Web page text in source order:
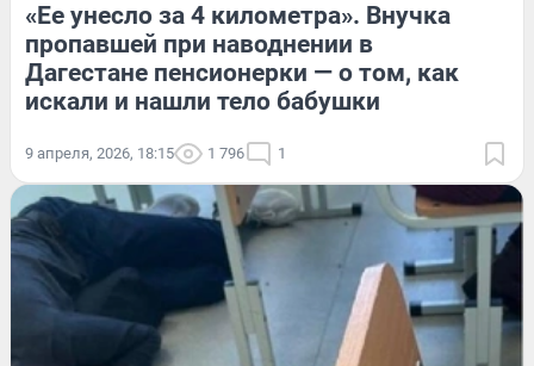
«Ее унесло за 4 километра». Внучка
пропавшей при наводнении в
Дагестане пенсионерки — о том, как
искали и нашли тело бабушки
9 апреля, 2026, 18:15 1 796 1